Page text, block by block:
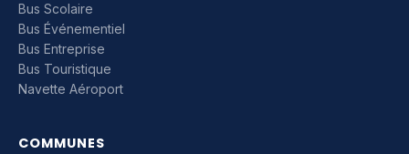
Bus Scolaire
Bus Événementiel
Bus Entreprise
Bus Touristique
Navette Aéroport
COMMUNES